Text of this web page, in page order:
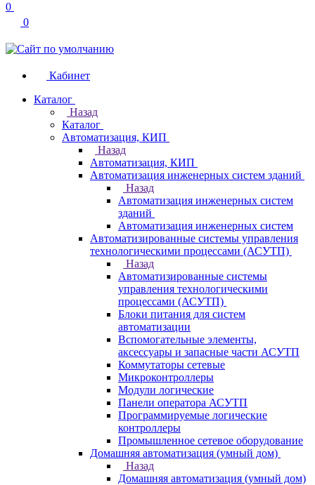
0
0
Кабинет
Каталог
Назад
Каталог
Автоматизация, КИП
Назад
Автоматизация, КИП
Автоматизация инженерных систем зданий
Назад
Автоматизация инженерных систем
зданий
Автоматизация инженерных систем
Автоматизированные системы управления
технологическими процессами (АСУТП)
Назад
Автоматизированные системы
управления технологическими
процессами (АСУТП)
Блоки питания для систем
автоматизации
Вспомогательные элементы,
аксессуары и запасные части АСУТП
Коммутаторы сетевые
Микроконтроллеры
Модули логические
Панели оператора АСУТП
Программируемые логические
контроллеры
Промышленное сетевое оборудование
Домашняя автоматизация (умный дом)
Назад
Домашняя автоматизация (умный дом)